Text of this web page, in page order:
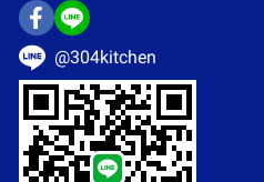
@304kitchen